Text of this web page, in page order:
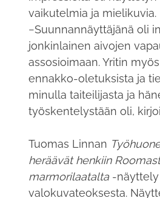
vaikutelmia ja mielikuvia.
−Suunnannäyttäjänä oli
jonkinlainen aivojen
assosioimaan. Yritin
ennakko-oletuksista ja
minulla taiteilijasta ja
työskentelystään oli,
Tuomas Linnan
heräävät henkiin
marmorilaatalta-näyttely
valokuvateoksesta.